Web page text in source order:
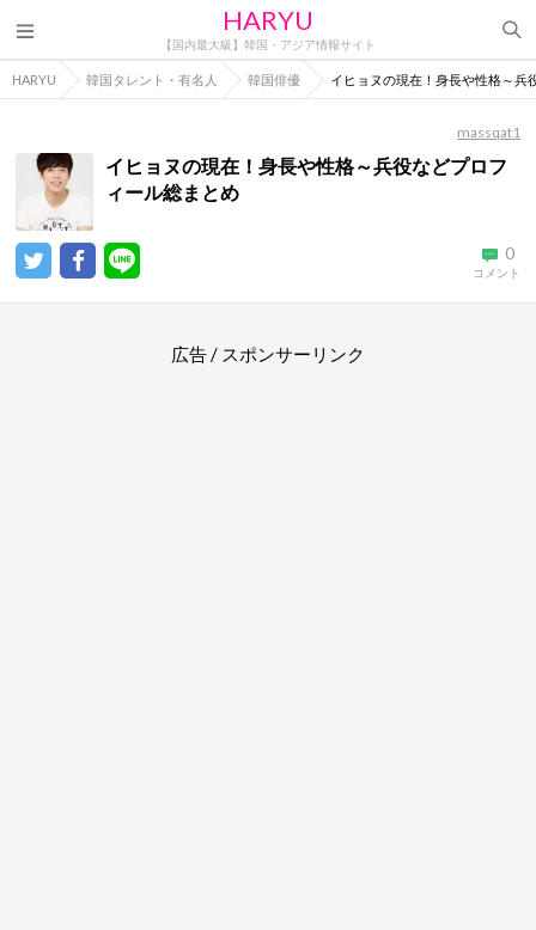
HARYU
【国内最大級】韓国・アジア情報サイト
HARYU 韓国タレント・有名人 韓国俳優 イヒョヌの現在！身長や性格～兵
massqat1
イヒョヌの現在！身長や性格～兵役などプロフ
ィール総まとめ
0
コメント
広告 / スポンサーリンク